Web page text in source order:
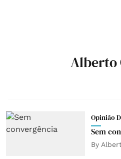
Alberto
Opinião
Sem
By